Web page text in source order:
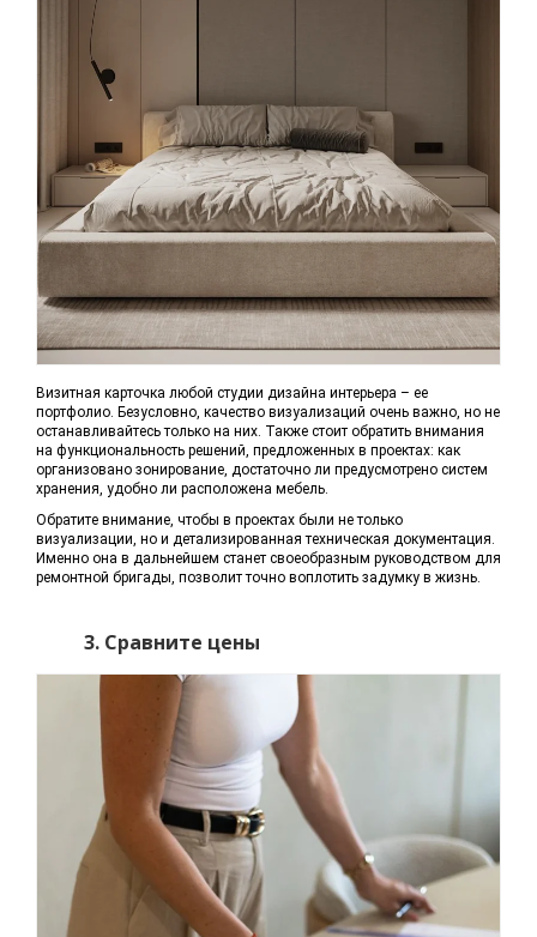
Визитная карточка любой студии дизайна интерьера – ее
портфолио. Безусловно, качество визуализаций очень важно, но не
останавливайтесь только на них. Также стоит обратить внимания
на функциональность решений, предложенных в проектах: как
организовано зонирование, достаточно ли предусмотрено систем
хранения, удобно ли расположена мебель.
Обратите внимание, чтобы в проектах были не только
визуализации, но и детализированная техническая документация.
Именно она в дальнейшем станет своеобразным руководством для
ремонтной бригады, позволит точно воплотить задумку в жизнь.
3. Сравните цены